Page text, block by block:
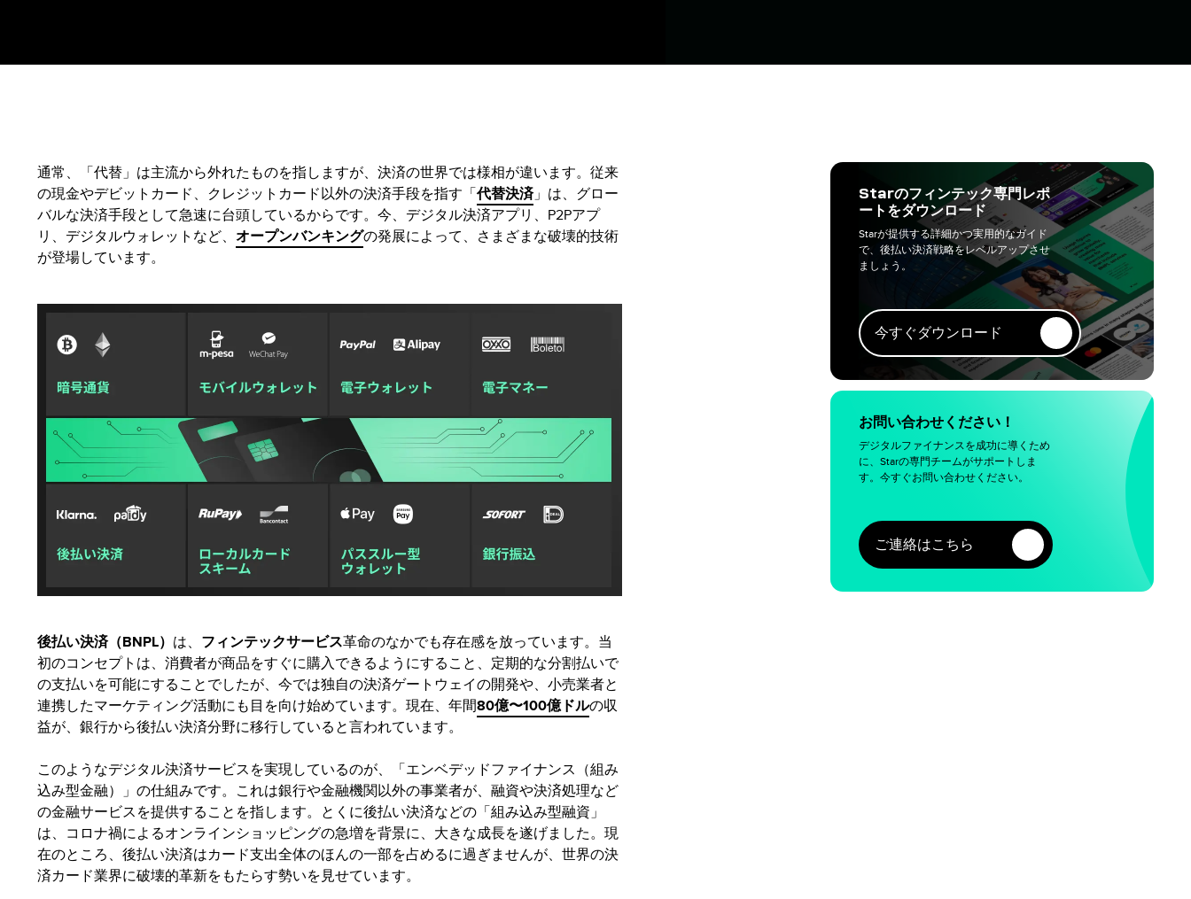
通常、「代替」は主流から外れたものを指しますが、決済の世界では様相が違います。従来
の現金やデビットカード、クレジットカード以外の決済手段を指す「代替決済」は、グロー
バルな決済手段として急速に台頭しているからです。今、デジタル決済アプリ、P2Pアプ
リ、デジタルウォレットなど、 オープンバンキングの発展によって、さまざまな破壊的技術
が登場しています。
後払い決済（BNPL） は、 フィンテックサービス革命のなかでも存在感を放っています。当
初のコンセプトは、消費者が商品をすぐに購入できるようにすること、定期的な分割払いで
の支払いを可能にすることでしたが、今では独自の決済ゲートウェイの開発や、小売業者と
連携したマーケティング活動にも目を向け始めています。現在、年間80億〜100億ドルの収
益が、銀行から後払い決済分野に移行していると言われています。
このようなデジタル決済サービスを実現しているのが、「エンベデッドファイナンス（組み
込み型金融）」の仕組みです。これは銀行や金融機関以外の事業者が、融資や決済処理など
の金融サービスを提供することを指します。とくに後払い決済などの「組み込み型融資」
は、コロナ禍によるオンラインショッピングの急増を背景に、大きな成長を遂げました。現
在のところ、後払い決済はカード支出全体のほんの一部を占めるに過ぎませんが、世界の決
済カード業界に破壊的革新をもたらす勢いを見せています。
Starのフィンテック専門レポ
ートをダウンロード
Starが提供する詳細かつ実用的なガイド
で、後払い決済戦略をレベルアップさせ
ましょう。
今すぐダウンロード
お問い合わせください！
デジタルファイナンスを成功に導くため
に、Starの専門チームがサポートしま
す。今すぐお問い合わせください。
ご連絡はこちら